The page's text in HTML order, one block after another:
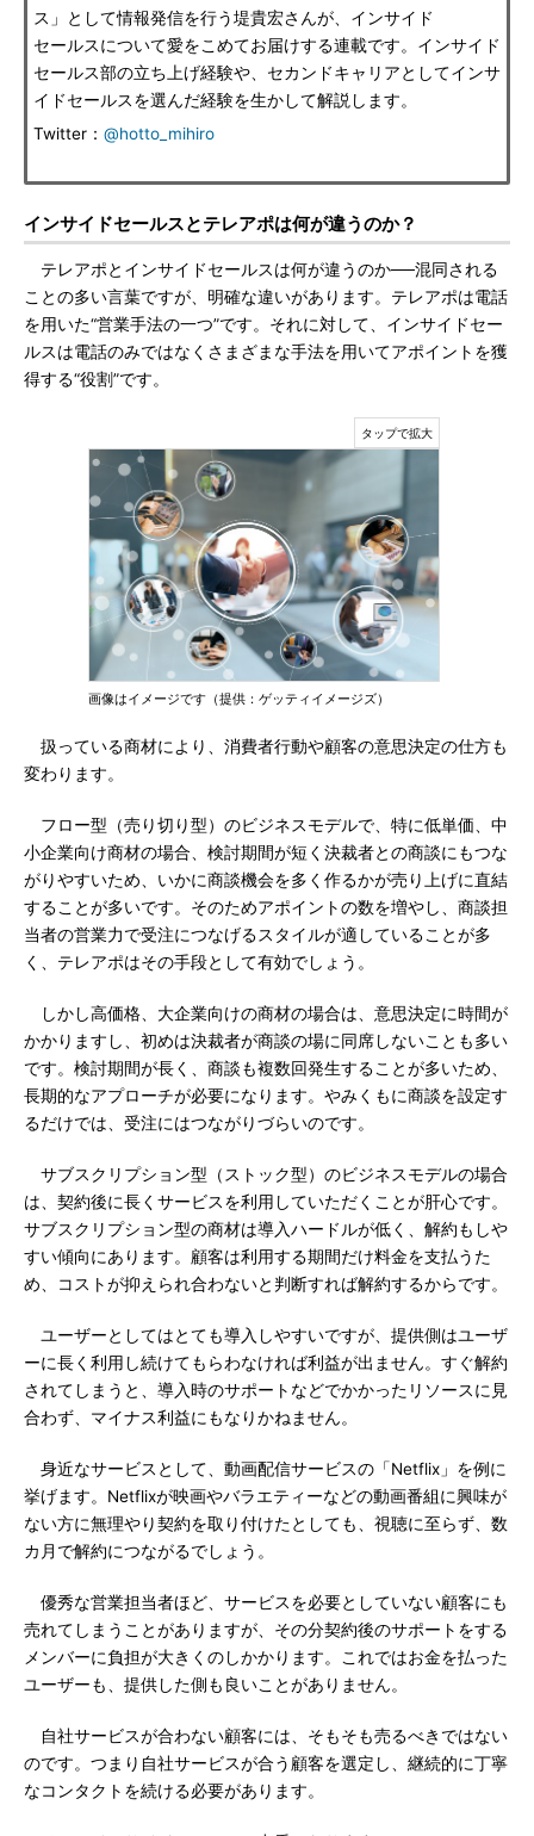
ス」として情報発信を行う堤貴宏さんが、インサイド
セールスについて愛をこめてお届けする連載です。インサイド
セールス部の立ち上げ経験や、セカンドキャリアとしてインサ
イドセールスを選んだ経験を生かして解説します。
Twitter： @hotto_mihiro
インサイドセールスとテレアポは何が違うのか？
テレアポとインサイドセールスは何が違うのか──混同される
ことの多い言葉ですが、明確な違いがあります。テレアポは電話
を用いた“営業手法の一つ”です。それに対して、インサイドセー
ルスは電話のみではなくさまざまな手法を用いてアポイントを獲
得する“役割”です。
画像はイメージです（提供：ゲッティイメージズ）
扱っている商材により、消費者行動や顧客の意思決定の仕方も
変わります。
フロー型（売り切り型）のビジネスモデルで、特に低単価、中
小企業向け商材の場合、検討期間が短く決裁者との商談にもつな
がりやすいため、いかに商談機会を多く作るかが売り上げに直結
することが多いです。そのためアポイントの数を増やし、商談担
当者の営業力で受注につなげるスタイルが適していることが多
く、テレアポはその手段として有効でしょう。
しかし高価格、大企業向けの商材の場合は、意思決定に時間が
かかりますし、初めは決裁者が商談の場に同席しないことも多い
です。検討期間が長く、商談も複数回発生することが多いため、
長期的なアプローチが必要になります。やみくもに商談を設定す
るだけでは、受注にはつながりづらいのです。
サブスクリプション型（ストック型）のビジネスモデルの場合
は、契約後に長くサービスを利用していただくことが肝心です。
サブスクリプション型の商材は導入ハードルが低く、解約もしや
すい傾向にあります。顧客は利用する期間だけ料金を支払うた
め、コストが抑えられ合わないと判断すれば解約するからです。
ユーザーとしてはとても導入しやすいですが、提供側はユーザ
ーに長く利用し続けてもらわなければ利益が出ません。すぐ解約
されてしまうと、導入時のサポートなどでかかったリソースに見
合わず、マイナス利益にもなりかねません。
身近なサービスとして、動画配信サービスの「Netflix」を例に
挙げます。Netflixが映画やバラエティーなどの動画番組に興味が
ない方に無理やり契約を取り付けたとしても、視聴に至らず、数
カ月で解約につながるでしょう。
優秀な営業担当者ほど、サービスを必要としていない顧客にも
売れてしまうことがありますが、その分契約後のサポートをする
メンバーに負担が大きくのしかかります。これではお金を払った
ユーザーも、提供した側も良いことがありません。
自社サービスが合わない顧客には、そもそも売るべきではない
のです。つまり自社サービスが合う顧客を選定し、継続的に丁寧
なコンタクトを続ける必要があります。